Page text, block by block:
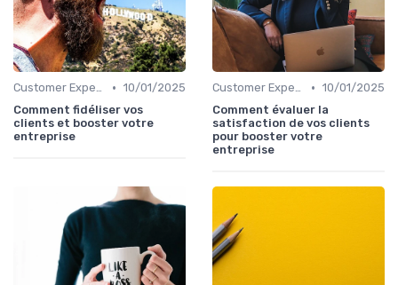
Customer Experience & parcours client • 10/01/2025
Comment fidéliser vos
clients et booster votre
entreprise
Customer Experience & parcours client • 10/01/2025
Comment évaluer la
satisfaction de vos clients
pour booster votre
entreprise